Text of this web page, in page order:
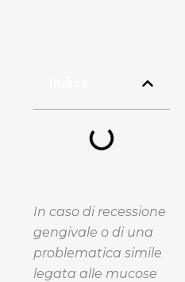
In caso di recessione
gengivale o di una
problematica simile
legata alle mucose